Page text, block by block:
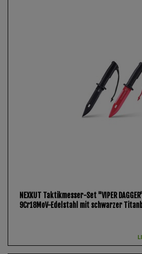
NEXKUT Taktikmesser-Set "VIPER
9Cr18MoV-Edelstahl mit schwarzer